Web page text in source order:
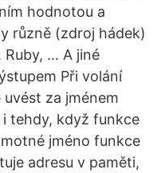
hodnotou a
různě (zdroj hádek)
… A jiné
Při volání
za jménem
tehdy, když funkce
jméno funkce
adresu v paměti,